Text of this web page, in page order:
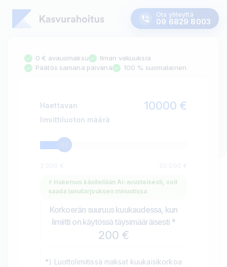
Ota yhteyttä
09 6829 8003
0 € avausmaksu
Ilman vakuuksia
Päätös samana päivänä
100 % suomalainen
Haettavan
limiittiluoton määrä
10000 €
⚡ Hakemus käsitellään AI-avusteisesti, voit
saada lainatarjouksen minuutissa
Korkoerän suuruus kuukaudessa, kun
limiitti on käytössä täysimääräisesti *
200 €
*) Luottolimiitissä maksat kuukaisikorkoa